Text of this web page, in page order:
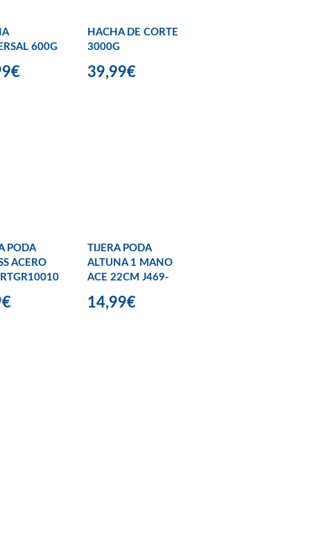
600G
HACHA DE CORTE
3000G
39,99€
PODA
ACERO
TIJERA PODA
ALTUNA 1 MANO
ACE 22CM J469-
14,99€